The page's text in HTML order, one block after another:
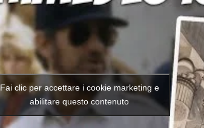
Fai clic per accettare i cookie marketing e
abilitare questo contenuto